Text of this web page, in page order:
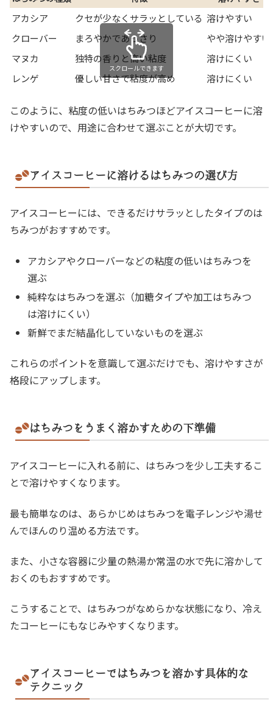
アカシア クセが少なくサラッとしている 溶けやすい
クローバー
まろやかであっさり
やや溶けやすい
マヌカ
独特の香りと高い粘度
溶けにくい
レンゲ
優しい甘さで粘度が高め 溶けにくい
スクロールできます
このように、粘度の低いはちみつほどアイスコーヒーに溶
けやすいので、用途に合わせて選ぶことが大切です。
アイスコーヒーに溶けるはちみつの選び方
アイスコーヒーには、できるだけサラッとしたタイプのは
ちみつがおすすめです。
アカシアやクローバーなどの粘度の低いはちみつを
選ぶ
純粋なはちみつを選ぶ（加糖タイプや加工はちみつ
は溶けにくい）
新鮮でまだ結晶化していないものを選ぶ
これらのポイントを意識して選ぶだけでも、溶けやすさが
格段にアップします。
はちみつをうまく溶かすための下準備
アイスコーヒーに入れる前に、はちみつを少し工夫するこ
とで溶けやすくなります。
最も簡単なのは、あらかじめはちみつを電子レンジや湯せ
んでほんのり温める方法です。
また、小さな容器に少量の熱湯か常温の水で先に溶かして
おくのもおすすめです。
こうすることで、はちみつがなめらかな状態になり、冷え
たコーヒーにもなじみやすくなります。
アイスコーヒーではちみつを溶かす具体的な
テクニック